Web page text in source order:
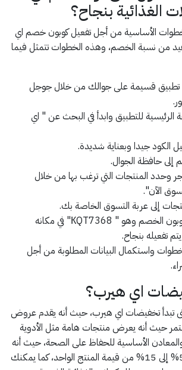
الغذائية بنجاح؟
الأساسية من أجل تفعيل كوبون خصم اي
من نسبة الخصم، وهذه الخطوات تتمثل فيما
تطبيق قسيمة على جوالك من خلال جوجل
الرئيسية للتطبيق وابدأ في البحث عن " اي
الكود جيدا وبعناية شديدة.
إلى حافظة الجوال.
وحدد المنتجات التي ترغب بها من خلال
الآن".
إلى عربة التسوق الخاصة بك.
قم بكتابة رمز كوبون الخصم وهو " КQT7368" في مكانه
تفعيله بنجاح.
واستكمال البيانات المطلوبة من أجل
اي هيرب؟
تبدأ تخفيضات اي هيرب، حيث أنه يقدم عروض
حيث أنه يعرض منتجات هامة مثل الأدوية
والمعادن الأساسية للحفاظ على الصحة، حيث أنه
يوفر نسبة خصم من 5% إلى 15% من قيمة المنتج الواحد، كما يمكنك